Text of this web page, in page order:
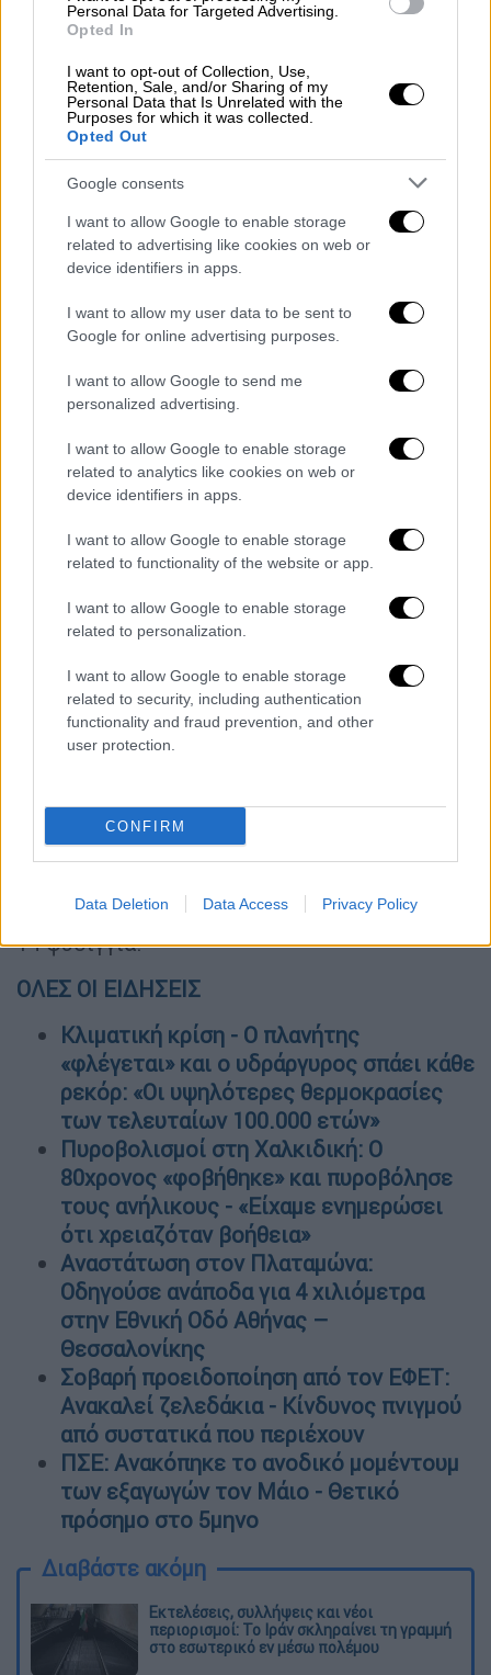
Personal Data for Targeted Advertising.
Opted In
I want to opt-out of Collection, Use,
Retention, Sale, and/or Sharing of my
Personal Data that Is Unrelated with the
Purposes for which it was collected.
Opted Out
Google consents
I want to allow Google to enable storage
related to advertising like cookies on web or
device identifiers in apps.
I want to allow my user data to be sent to
Google for online advertising purposes.
I want to allow Google to send me
personalized advertising.
I want to allow Google to enable storage
related to analytics like cookies on web or
device identifiers in apps.
I want to allow Google to enable storage
related to functionality of the website or app.
I want to allow Google to enable storage
related to personalization.
I want to allow Google to enable storage
related to security, including authentication
functionality and fraud prevention, and other
user protection.
CONFIRM
Data Deletion Data Access Privacy Policy
νοσηλεύεταιεκτός κινδύνου. Οι άλλοι δύο
όπου πήρανεξιτήριοκαι επέστρεψαν στα
σπίτια τους.
Ο 70χρονος συνελήφθη και οδηγήθηκε στον
Εισαγγελέα Πρωτοδικών Πολυγύρου.
Πυροβόλησε στον αέρα μόλις είδε
αστυνομικούς
αστυνομικών, ο ηλικιωμένος, ενώ βρισκόταν
στην αυλή της οικίας του
κυνηγετικό όπλο, με αποτέλεσμα τον
τραυματισμότριών ανηλίκων, όπως
μεταδίδει το Mega.
πυροβόλησε στον αέραχωρίς να υπάρξει
τραυματισμός, ενώ στη συνέχεια
ακινητοποιήθηκε και συνελήφθη. Στην οικία
όπλο, το οποίο κατείχεπαράνομακαθώς και
14 φυσίγγια.
ΟΛΕΣ ΟΙ ΕΙΔΗΣΕΙΣ
Κλιματική κρίση - Ο πλανήτης
«φλέγεται» και ο υδράργυρος σπάει κάθε
ρεκόρ: «Οι υψηλότερες θερμοκρασίες
των τελευταίων 100.000 ετών»
Πυροβολισμοί στη Χαλκιδική: Ο
80χρονος «φοβήθηκε» και πυροβόλησε
τους ανήλικους - «Είχαμε ενημερώσει
ότι χρειαζόταν βοήθεια»
Αναστάτωση στον Πλαταμώνα:
Οδηγούσε ανάποδα για 4 χιλιόμετρα
στην Εθνική Οδό Αθήνας –
Θεσσαλονίκης
Σοβαρή προειδοποίηση από τον ΕΦΕΤ:
Aνακαλεί ζελεδάκια - Κίνδυνος πνιγμού
από συστατικά που περιέχουν
ΠΣΕ: Ανακόπηκε το ανοδικό μομέντουμ
των εξαγωγών τον Μάιο - Θετικό
πρόσημο στο 5μηνο
Διαβάστε ακόμη
Εκτελέσεις, συλλήψεις και νέοι
περιορισμοί: Το Ιράν σκληραίνει τη γραμμή
στο εσωτερικό εν μέσω πολέμου